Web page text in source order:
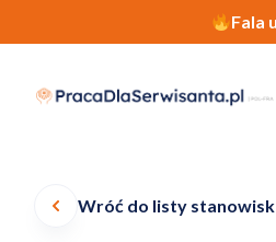
Fala
Wróć do listy stanowisk